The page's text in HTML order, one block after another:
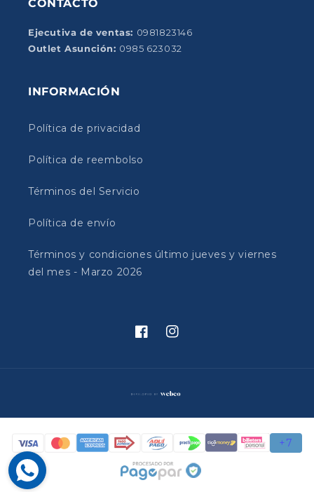
CONTACTO
Ejecutiva de ventas: 0981823146
Outlet Asunción: 0985 623032
INFORMACIÓN
Política de privacidad
Política de reembolso
Términos del Servicio
Política de envío
Términos y condiciones último jueves y viernes
del mes - Marzo 2026
FacebookInstagram